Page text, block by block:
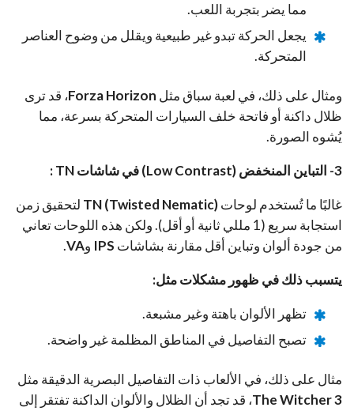
مما يضر بتجربة اللعب.
يجعل الحركة تبدو غير طبيعية ويقلل من وضوح العناصر
المتحركة.
ومثال على ذلك، في لعبة سباق مثل Forza Horizon، قد ترى
ظلال داكنة أو فاتحة خلف السيارات المتحركة بسرعة، مما
يُشوه الصورة.
3- التباين المنخفض (Low Contrast) في شاشات TN :
غالبًا ما تُستخدم لوحاتTN (Twisted Nematic) لتحقيق زمن
استجابة سريع (1 مللي ثانية أو أقل). ولكن هذه اللوحات تعاني
من جودة ألوان وتباين أقل مقارنة بشاشات IPS وVA
.
يتسبب ذلك في ظهور مشكلات مثل:
تظهر الألوان باهتة وغير مشبعة.
تصبح التفاصيل في المناطق المظلمة غير واضحة.
مثال على ذلك، في الألعاب ذات التفاصيل البصرية الدقيقة مثل
The Witcher 3، قد تجد أن الظلال والألوان الداكنة تفتقر إلى